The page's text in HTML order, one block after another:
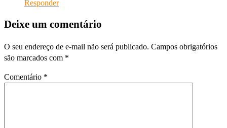
Responder
Deixe um comentário
O seu endereço de e-mail não será publicado. Campos obrigatórios
são marcados com *
Comentário *